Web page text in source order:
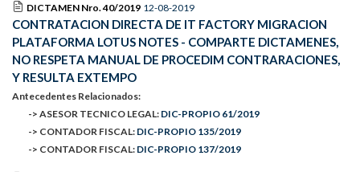
DICTAMEN Nro. 40/2019 12-08-2019
CONTRATACION DIRECTA DE IT FACTORY MIGRACION
PLATAFORMA LOTUS NOTES - COMPARTE DICTAMENES,
NO RESPETA MANUAL DE PROCEDIM CONTRARACIONES,
Y RESULTA EXTEMPO
Antecedentes Relacionados:
-> ASESOR TECNICO LEGAL: DIC-PROPIO 61/2019
-> CONTADOR FISCAL: DIC-PROPIO 135/2019
-> CONTADOR FISCAL: DIC-PROPIO 137/2019